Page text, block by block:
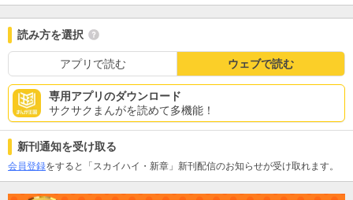
読み方を選択
アプリで読む ウェブで読む
専用アプリのダウンロード
サクサクまんがを読めて多機能！
新刊通知を受け取る
会員登録をすると「スカイハイ・新章」新刊配信のお知らせが受け取れます。